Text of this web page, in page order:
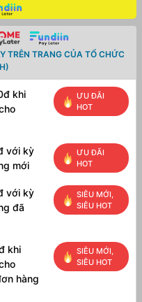
TRÊN TRANG CỦA TỔ CHỨC
khi
ƯU ĐÃI
HOT
với kỳ
mới
ƯU ĐÃI
HOT
với kỳ
đã
SIÊU MỚI,
SIÊU HOT
khi
hàng
SIÊU MỚI,
SIÊU HOT